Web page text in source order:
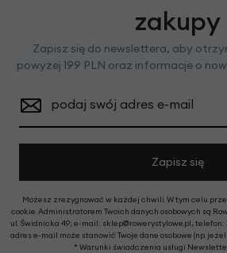
zakupy
Zapisz się do newslettera, aby
powyżej 199 PLN oraz informacje o
podaj swój adres e-mail
Zapisz się
Możesz zrezygnować w każdej chwili. W tym celu
cookie. Administratorem Twoich danych osobowych są
ul. Świdnicka 49; e-mail: sklep@rowerystylowe.pl, telefon:
adres e-mail może stanowić Twoje dane osobowe (np.
* Warunki świadczenia usługi